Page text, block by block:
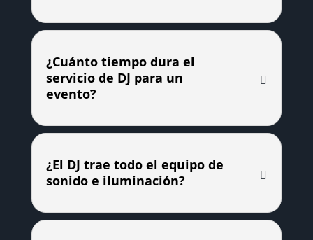
¿Cuánto tiempo dura el
servicio de DJ para un
evento?
¿El DJ trae todo el equipo de
sonido e iluminación?